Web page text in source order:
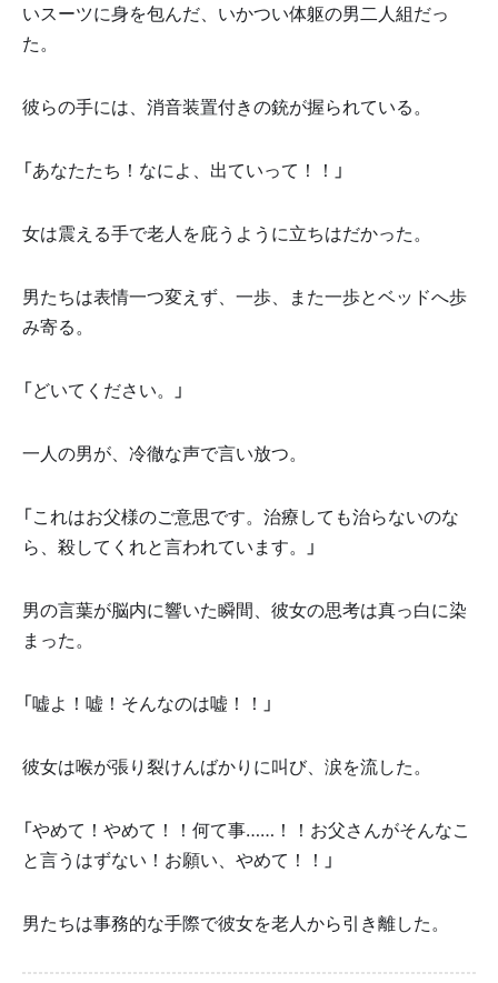
いスーツに身を包んだ、いかつい体躯の男二人組だっ
た。
彼らの手には、消音装置付きの銃が握られている。
「あなたたち！なによ、出ていって！！」
女は震える手で老人を庇うように立ちはだかった。
男たちは表情一つ変えず、一歩、また一歩とベッドへ歩
み寄る。
「どいてください。」
一人の男が、冷徹な声で言い放つ。
「これはお父様のご意思です。治療しても治らないのな
ら、殺してくれと言われています。」
男の言葉が脳内に響いた瞬間、彼女の思考は真っ白に染
まった。
「嘘よ！嘘！そんなのは嘘！！」
彼女は喉が張り裂けんばかりに叫び、涙を流した。
「やめて！やめて！！何て事……！！お父さんがそんなこ
と言うはずない！お願い、やめて！！」
男たちは事務的な手際で彼女を老人から引き離した。